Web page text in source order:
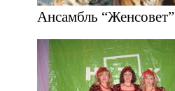
Ансамбль “Женсовет”